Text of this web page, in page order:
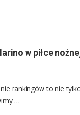
w piłce
rankingów to nie
…